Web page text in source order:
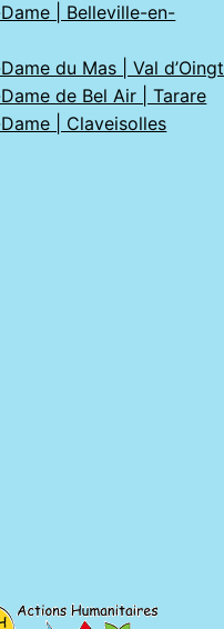
| Belleville-en-
du Mas | Val d’Oingt
de Bel Air | Tarare
| Claveisolles